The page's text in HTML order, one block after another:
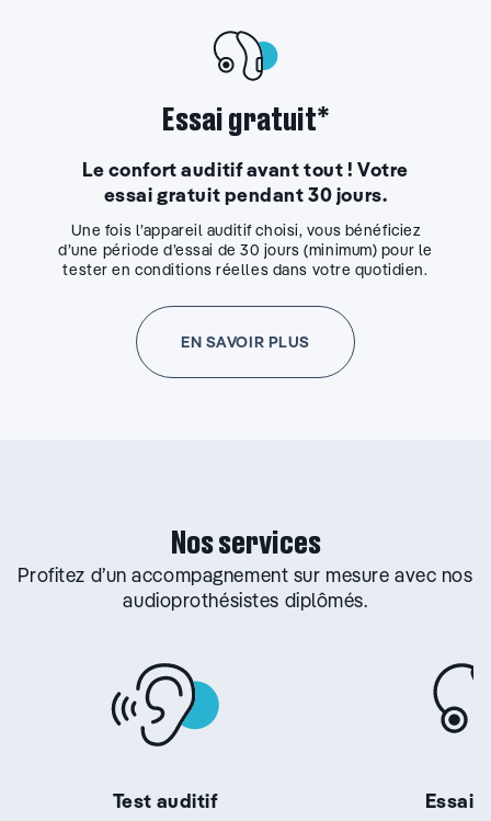
Essai gratuit*
Le confort auditif avant tout ! Votre
essai gratuit pendant 30 jours.
Une fois l’appareil auditif choisi, vous bénéficiez
d’une période d’essai de 30 jours (minimum) pour le
tester en conditions réelles dans votre quotidien.
EN SAVOIR PLUS
Nos services
Profitez d’un accompagnement sur mesure avec nos
audioprothésistes diplômés.
Test auditif Essai